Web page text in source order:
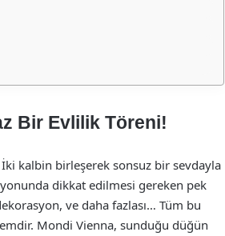
Bir Evlilik Töreni!
kalbin birleşerek sonsuz bir sevdayla
dikkat edilmesi gereken pek
ve daha fazlası… Tüm bu
Mondi Vienna, sunduğu düğün